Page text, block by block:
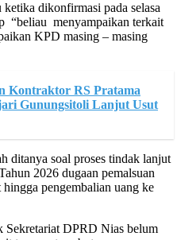
dikonfirmasi pada selasa
“beliau menyampaikan terkait
KPD masing – masing
Kontraktor RS Pratama
Gunungsitoli Lanjut Usut
ditanya soal proses tindak lanjut
2026 dugaan pemalsuan
pengembalian uang ke
DPRD Nias belum